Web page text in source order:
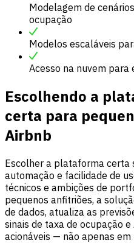
Modelagem de
ocupação
Modelos escaláveis
Acesso na nuvem para
Escolhendo a
certa para
Airbnb
Escolher a plataforma certa
automação e facilidade de
técnicos e ambições de
pequenos anfitriões, a
de dados, atualiza as
sinais de taxa de ocupação
acionáveis — não apenas